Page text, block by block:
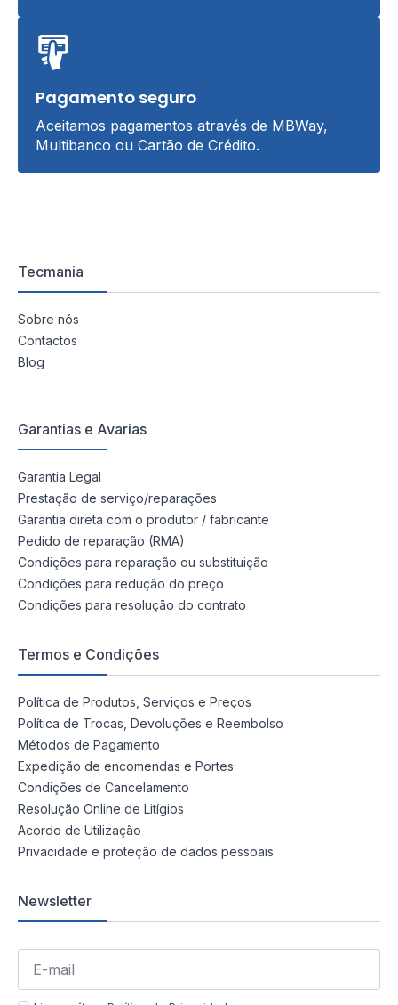
Pagamento seguro
Aceitamos pagamentos através de MBWay,
Multibanco ou Cartão de Crédito.
Tecmania
Sobre nós
Contactos
Blog
Garantias e Avarias
Garantia Legal
Prestação de serviço/reparações
Garantia direta com o produtor / fabricante
Pedido de reparação (RMA)
Condições para reparação ou substituição
Condições para redução do preço
Condições para resolução do contrato
Termos e Condições
Política de Produtos, Serviços e Preços
Política de Trocas, Devoluções e Reembolso
Métodos de Pagamento
Expedição de encomendas e Portes
Condições de Cancelamento
Resolução Online de Litígios
Acordo de Utilização
Privacidade e proteção de dados pessoais
Newsletter